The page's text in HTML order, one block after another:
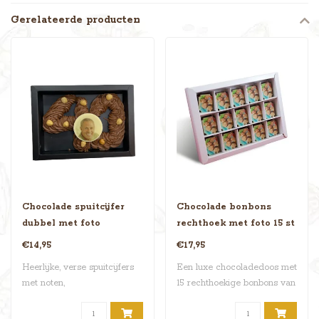
Gerelateerde producten
Chocolade spuitcijfer
dubbel met foto
€14,95
Heerlijke, verse spuitcijfers
met noten,
Chocolade bonbons
rechthoek met foto 15 st
€17,95
Een luxe chocoladedoos met
15 rechthoekige bonbons van